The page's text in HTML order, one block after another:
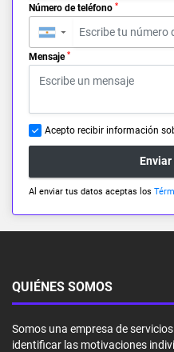
Número de teléfono *
▼
Mensaje *
Acepto recibir información
Al enviar tus datos aceptas los
QUIÉNES SOMOS
Somos una empresa de
identificar las motivaciones